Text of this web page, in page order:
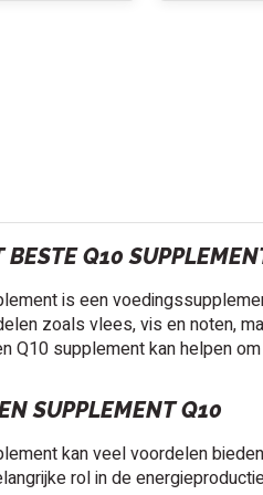
BESTE Q10
is een
zoals vlees, vis en noten,
Q10 supplement kan helpen
SUPPLEMENT Q10
kan veel voordelen
rol in de